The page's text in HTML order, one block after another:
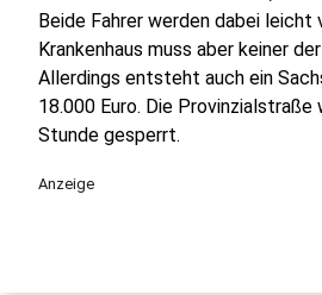
Beide Fahrer werden dabei
Krankenhaus muss aber keiner
Allerdings entsteht auch ein
18.000 Euro. Die Provinzialstraße
Stunde gesperrt.
Anzeige